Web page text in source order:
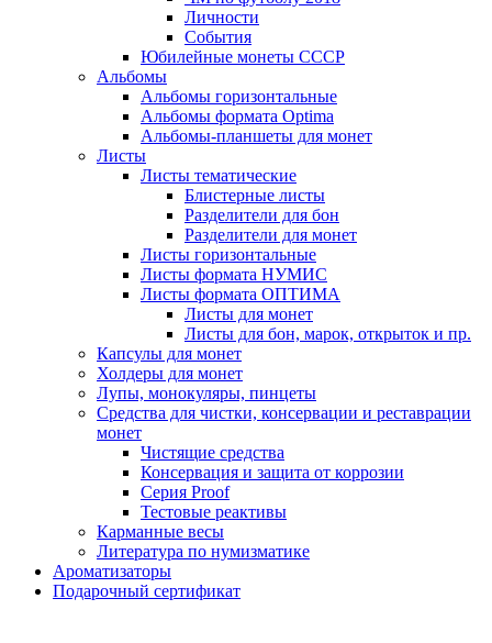
Личности
События
Юбилейные монеты СССР
Альбомы
Альбомы горизонтальные
Альбомы формата Optima
Альбомы-планшеты для монет
Листы
Листы тематические
Блистерные листы
Разделители для бон
Разделители для монет
Листы горизонтальные
Листы формата НУМИС
Листы формата ОПТИМА
Листы для монет
Листы для бон, марок, открыток и пр.
Капсулы для монет
Холдеры для монет
Лупы, монокуляры, пинцеты
Средства для чистки, консервации и реставрации
монет
Чистящие средства
Консервация и защита от коррозии
Серия Proof
Тестовые реактивы
Карманные весы
Литература по нумизматике
Ароматизаторы
Подарочный сертификат